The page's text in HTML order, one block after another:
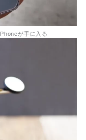
が手に入る